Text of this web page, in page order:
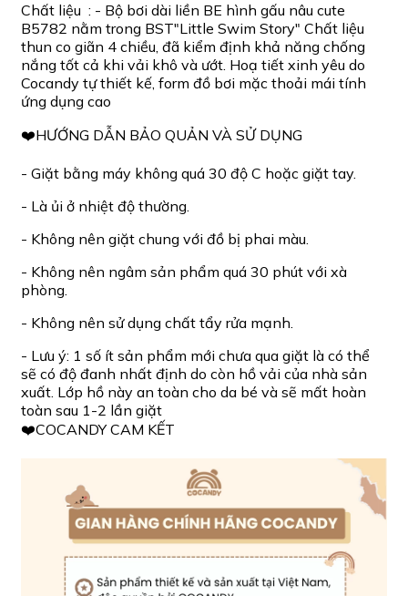
Chất liệu : - Bộ bơi dài liền BE hình gấu nâu cute
B5782 nằm trong BST"Little Swim Story" Chất liệu
thun co giãn 4 chiều, đã kiểm định khả năng chống
nắng tốt cả khi vải khô và ướt. Hoạ tiết xinh yêu do
Cocandy tự thiết kế, form đồ bơi mặc thoải mái tính
ứng dụng cao
❤️HƯỚNG DẪN BẢO QUẢN VÀ SỬ DỤNG
- Giặt bằng máy không quá 30 độ C hoặc giặt tay.
- Là ủi ở nhiệt độ thường.
- Không nên giặt chung với đồ bị phai màu.
- Không nên ngâm sản phẩm quá 30 phút với xà
phòng.
- Không nên sử dụng chất tẩy rửa mạnh.
- Lưu ý: 1 số ít sản phẩm mới chưa qua giặt là có thể
sẽ có độ đanh nhất định do còn hồ vải của nhà sản
xuất. Lớp hồ này an toàn cho da bé và sẽ mất hoàn
toàn sau 1-2 lần giặt
❤️COCANDY CAM KẾT